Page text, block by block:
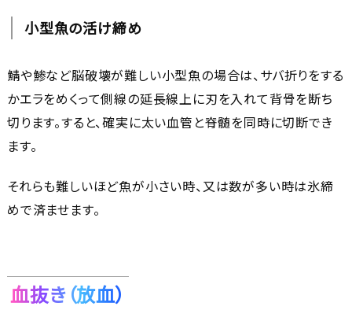
小型魚の活け締め
鯖や鯵など脳破壊が難しい小型魚の場合は、サバ折りをする
かエラをめくって側線の延長線上に刃を入れて背骨を断ち
切ります。すると、確実に太い血管と脊髄を同時に切断でき
ます。
それらも難しいほど魚が小さい時、又は数が多い時は氷締
めで済ませます。
血抜き（放血）